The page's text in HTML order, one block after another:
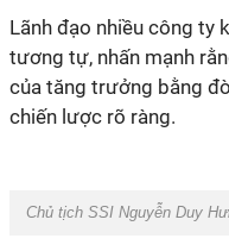
Lãnh đạo nhiều công ty
tương tự, nhấn mạnh
của tăng trưởng bằng
chiến lược rõ ràng.
Chủ tịch SSI Nguyễn Duy